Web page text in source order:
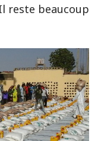
reste beaucoup